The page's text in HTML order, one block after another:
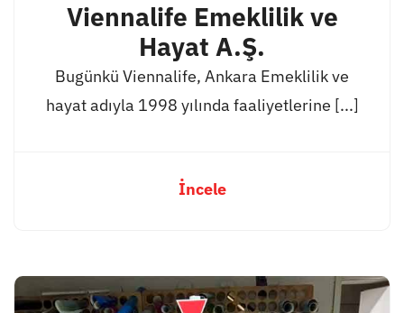
Viennalife Emeklilik ve
Hayat A.Ş.
Bugünkü Viennalife, Ankara Emeklilik ve
hayat adıyla 1998 yılında faaliyetlerine [...]
İncele